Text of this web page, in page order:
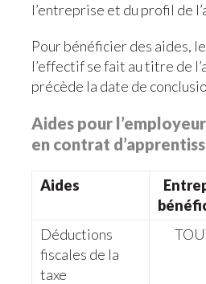
l’entreprise et du profil de
Pour bénéficier des aides,
l’effectif se fait au titre de
précède la date de
Aides pour
en contrat
Aides
Déductions
fiscales de la
taxe